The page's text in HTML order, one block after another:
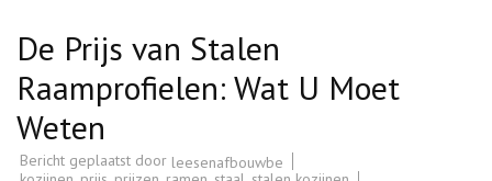
De Prijs van Stalen
Raamprofielen: Wat U Moet
Weten
Bericht geplaatst door leesenafbouwbe